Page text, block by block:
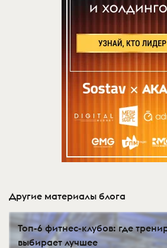
Другие материалы блога
Топ-6 фитнес-клубов: где
выбирает лучшее